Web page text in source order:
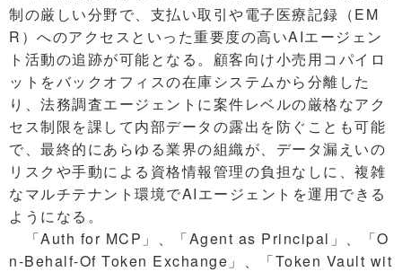
制の厳しい分野で、支払い取引や電子医療記録（EM
R）へのアクセスといった重要度の高いAIエージェン
ト活動の追跡が可能となる。顧客向け小売用コパイロ
ットをバックオフィスの在庫システムから分離した
り、法務調査エージェントに案件レベルの厳格なアク
セス制限を課して内部データの露出を防ぐことも可能
で、最終的にあらゆる業界の組織が、データ漏えいの
リスクや手動による資格情報管理の負担なしに、複雑
なマルチテナント環境でAIエージェントを運用できる
ようになる。
「Auth for MCP」、「Agent as Principal」、「O
n-Behalf-Of Token Exchange」、「Token Vault wit